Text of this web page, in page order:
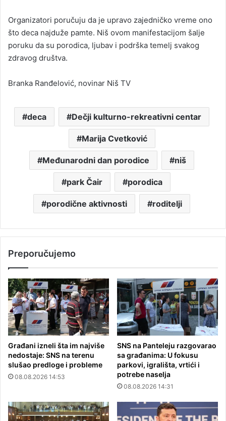
Organizatori poručuju da je upravo zajedničko vreme ono
što deca najduže pamte. Niš ovom manifestacijom šalje
poruku da su porodica, ljubav i podrška temelj svakog
zdravog društva.
Branka Ranđelović, novinar Niš TV
deca Dečji kulturno-rekreativni centar
Marija Cvetković
Međunarodni dan porodice niš
park Čair porodica
porodične aktivnosti roditelji
Preporučujemo
Građani izneli šta im najviše
nedostaje: SNS na terenu
slušao predloge i probleme
08.08.2026 14:53
SNS na Panteleju razgovarao
sa građanima: U fokusu
parkovi, igrališta, vrtići i
potrebe naselja
08.08.2026 14:31